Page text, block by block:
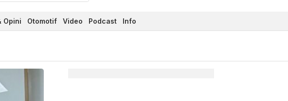
Opini Otomotif Video Podcast Info
Ini - Katadata.co.id